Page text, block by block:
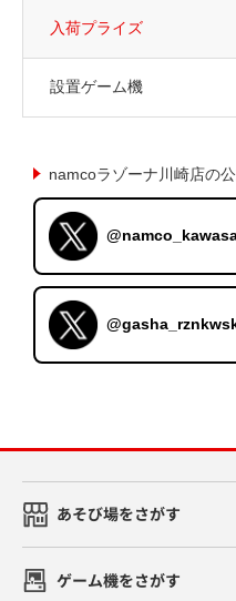
入荷プライズ
設置ゲーム機
namcoラゾーナ川崎店の
あそび場をさがす
ゲーム機をさがす